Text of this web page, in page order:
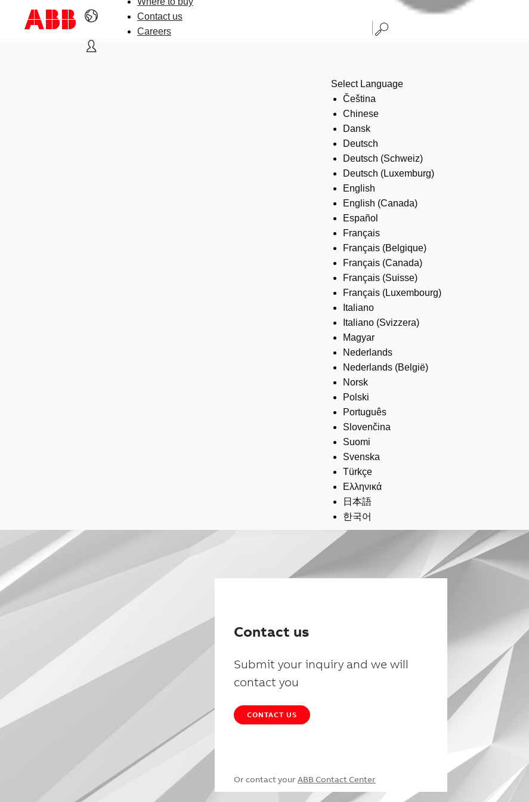
Contact us
Careers
Select Language
Čeština
Chinese
Dansk
Deutsch
Deutsch (Schweiz)
Deutsch (Luxemburg)
English
English (Canada)
Español
Français
Français (Belgique)
Français (Canada)
Français (Suisse)
Français (Luxembourg)
Italiano
Italiano (Svizzera)
Magyar
Nederlands
Nederlands (België)
Norsk
Polski
Português
Slovenčina
Suomi
Svenska
Türkçe
Ελληνικά
日本語
한국어
Contact us
Submit your inquiry and we will
contact you
CONTACT US
Or contact your ABB Contact Center